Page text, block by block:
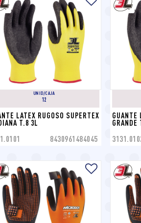
UNID/CAJA
12
LATEX RUGOSO SUPERTEX
T.8 3L
8430961484045
GUANTE
GRANDE